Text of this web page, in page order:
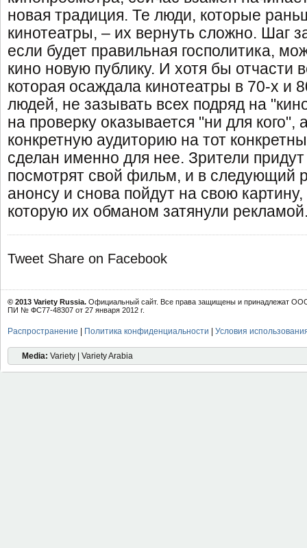
новая традиция. Те люди, которые
кинотеатры, – их вернуть сложно. Шаг
если будет правильная госполитика,
кино новую публику. И хотя бы отчасти
которая осаждала кинотеатры в 70-х и
людей, не зазывать всех подряд на
на проверку оказывается "ни для кого",
конкретную аудиторию на тот
сделан именно для нее. Зрители
посмотрят свой фильм, и в следующий
анонсу и снова пойдут на свою
которую их обманом затянули
Tweet Share on Facebook
© 2013 Variety Russia. Официальный сайт. Все права защищены и принадлежат
ПИ № ФС77-48307 от 27 января 2012 г.
Распространение Политика конфиденциальности Условия
Media: Variety | Variety Arabia